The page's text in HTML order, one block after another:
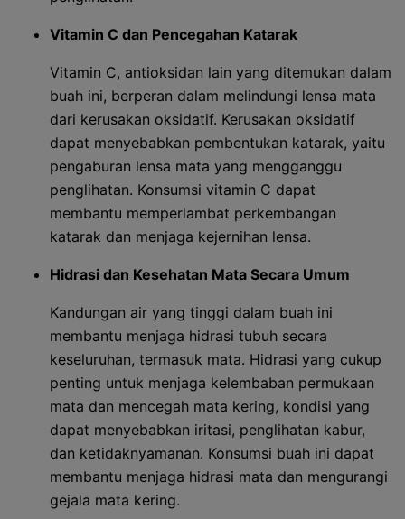
Vitamin C dan Pencegahan Katarak
Vitamin C, antioksidan lain yang ditemukan dalam
buah ini, berperan dalam melindungi lensa mata
dari kerusakan oksidatif. Kerusakan oksidatif
dapat menyebabkan pembentukan katarak, yaitu
pengaburan lensa mata yang mengganggu
penglihatan. Konsumsi vitamin C dapat
membantu memperlambat perkembangan
katarak dan menjaga kejernihan lensa.
Hidrasi dan Kesehatan Mata Secara Umum
Kandungan air yang tinggi dalam buah ini
membantu menjaga hidrasi tubuh secara
keseluruhan, termasuk mata. Hidrasi yang cukup
penting untuk menjaga kelembaban permukaan
mata dan mencegah mata kering, kondisi yang
dapat menyebabkan iritasi, penglihatan kabur,
dan ketidaknyamanan. Konsumsi buah ini dapat
membantu menjaga hidrasi mata dan mengurangi
gejala mata kering.